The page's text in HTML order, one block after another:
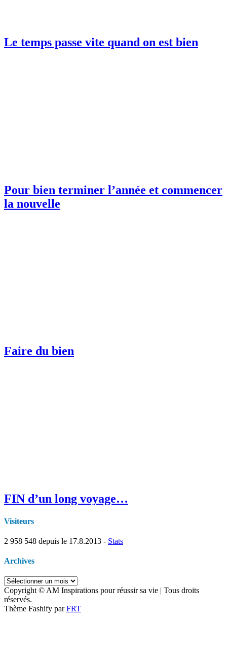
Le temps passe vite quand on est bien
Pour bien terminer l’année et commencer
la nouvelle
Faire du bien
FIN d’un long voyage…
Visiteurs
2 958 548 depuis le 17.8.2013 - Stats
Archives
Archives
Copyright © AM Inspirations pour réussir sa vie | Tous droits
réservés.
Thème Fashify parFRT